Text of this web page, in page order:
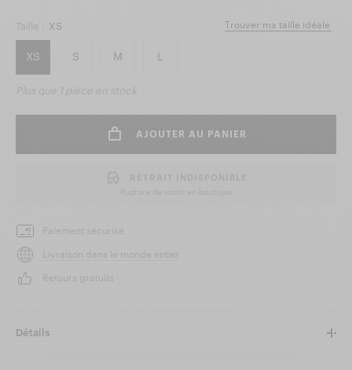
Taille : XS
XS S M L
Trouver ma taille idéale
Plus que 1 pièce en stock
AJOUTER AU PANIER
Paiement sécurisé
Livraison dans le monde entier
Retours gratuits
Détails